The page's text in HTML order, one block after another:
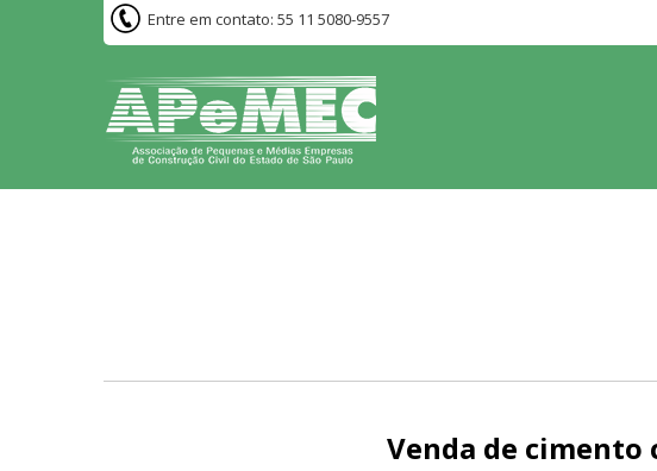
Entre em contato: 55 11 5080-9557
Venda de cimento